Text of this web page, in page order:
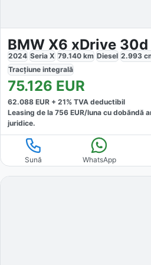
BMW X6 xDrive
2024 Seria X 79.140 km Diesel 2.993
Tracțiune integrală
75.126 EUR
62.088 EUR + 21% TVA deductibil
Leasing de la 756 EUR/luna cu dobăndă
juridice.
Sună WhatsApp